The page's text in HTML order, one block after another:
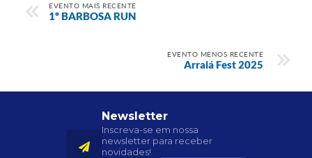
EVENTO MAIS RECENTE
1º BARBOSA RUN
EVENTO MENOS RECENTE
Arraiá Fest 2025
Newsletter
Inscreva-se em nossa
newsletter para receber
novidades!